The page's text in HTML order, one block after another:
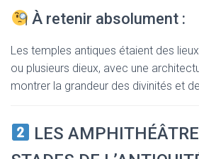
À retenir absolument :
Les temples antiques étaient des
ou plusieurs dieux, avec une
montrer la grandeur des divinités et
LES